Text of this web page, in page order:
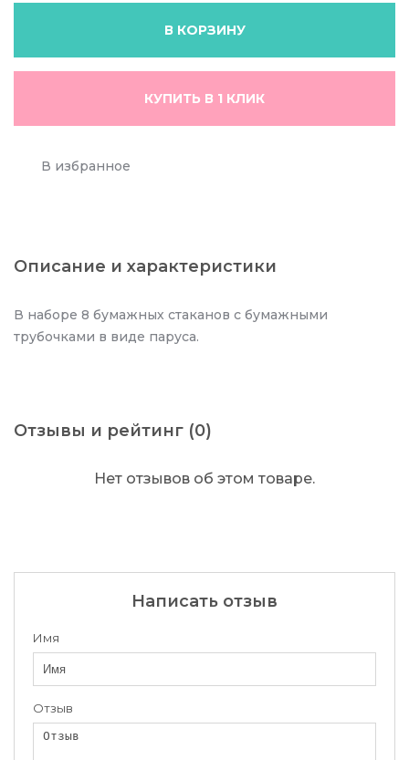
В КОРЗИНУ
КУПИТЬ В 1 КЛИК
В избранное
Описание и характеристики
В наборе 8 бумажных стаканов с бумажными
трубочками в виде паруса.
Отзывы и рейтинг (0)
Нет отзывов об этом товаре.
Написать отзыв
Имя
Отзыв